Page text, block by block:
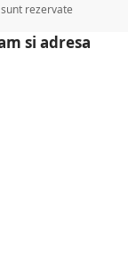
rezervate
si adresa